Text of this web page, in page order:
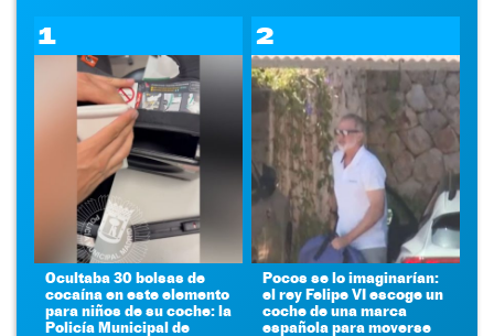
1
Ocultaba 30 bolsas de
cocaína en este elemento
para niños de su coche: la
Policía Municipal de
2
Pocos se lo imaginarían:
el rey Felipe VI escoge un
coche de una marca
española para moverse